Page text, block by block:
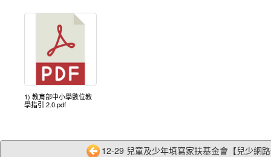
1) 教育部中小學數位教
學指引 2.0.pdf
12-29 兒童及少年填寫家扶基金會【兒少網